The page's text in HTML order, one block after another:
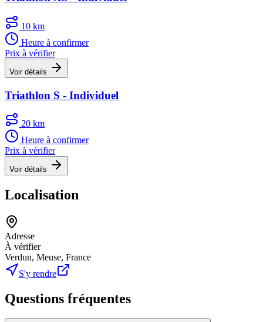
10 km
Heure à confirmer
Prix à vérifier
Voir détails
Triathlon S - Individuel
20 km
Heure à confirmer
Prix à vérifier
Voir détails
Localisation
Adresse
À vérifier
Verdun, Meuse, France
S'y rendre
Questions fréquentes